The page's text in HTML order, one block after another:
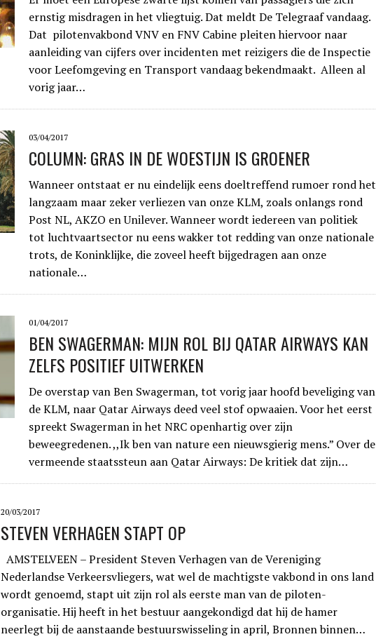
ernstig misdragen in het vliegtuig. Dat meldt De Telegraaf vandaag.
Dat pilotenvakbond VNV en FNV Cabine pleiten hiervoor naar
aanleiding van cijfers over incidenten met reizigers die de Inspectie
voor Leefomgeving en Transport vandaag bekendmaakt. Alleen al
vorig jaar…
03/04/2017
COLUMN: GRAS IN DE WOESTIJN IS GROENER
Wanneer ontstaat er nu eindelijk eens doeltreffend rumoer rond het
langzaam maar zeker verliezen van onze KLM, zoals onlangs rond
Post NL, AKZO en Unilever. Wanneer wordt iedereen van politiek
tot luchtvaartsector nu eens wakker tot redding van onze nationale
trots, de Koninklijke, die zoveel heeft bijgedragen aan onze
nationale…
01/04/2017
BEN SWAGERMAN: MIJN ROL BIJ QATAR AIRWAYS KAN
ZELFS POSITIEF UITWERKEN
De overstap van Ben Swagerman, tot vorig jaar hoofd beveliging van
de KLM, naar Qatar Airways deed veel stof opwaaien. Voor het eerst
spreekt Swagerman in het NRC openhartig over zijn
beweegredenen. ,,Ik ben van nature een nieuwsgierig mens.” Over de
vermeende staatssteun aan Qatar Airways: De kritiek dat zijn…
20/03/2017
STEVEN VERHAGEN STAPT OP
AMSTELVEEN – President Steven Verhagen van de Vereniging
Nederlandse Verkeersvliegers, wat wel de machtigste vakbond in ons land
wordt genoemd, stapt uit zijn rol als eerste man van de piloten-
organisatie. Hij heeft in het bestuur aangekondigd dat hij de hamer
neerlegt bij de aanstaande bestuurswisseling in april, Bronnen binnen…